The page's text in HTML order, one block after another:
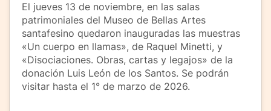
El jueves 13 de noviembre, en las salas
patrimoniales del Museo de Bellas Artes
santafesino quedaron inauguradas las muestras
«Un cuerpo en llamas», de Raquel Minetti, y
«Disociaciones. Obras, cartas y legajos» de la
donación Luis León de los Santos. Se podrán
visitar hasta el 1° de marzo de 2026.